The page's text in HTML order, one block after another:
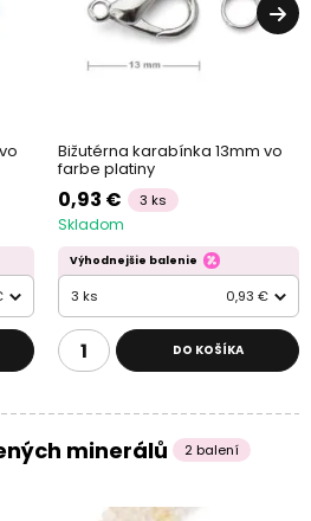
Bižutérna karabínka 13mm vo
farbe platiny
0,93 € 3 ks
Skladom
Výhodnejšie balenie
3 ks 0,93 €
DO KOŠÍKA
minerálů 2 balení